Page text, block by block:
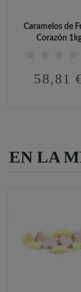
Caramelos de
Corazón
58,81
EN LA